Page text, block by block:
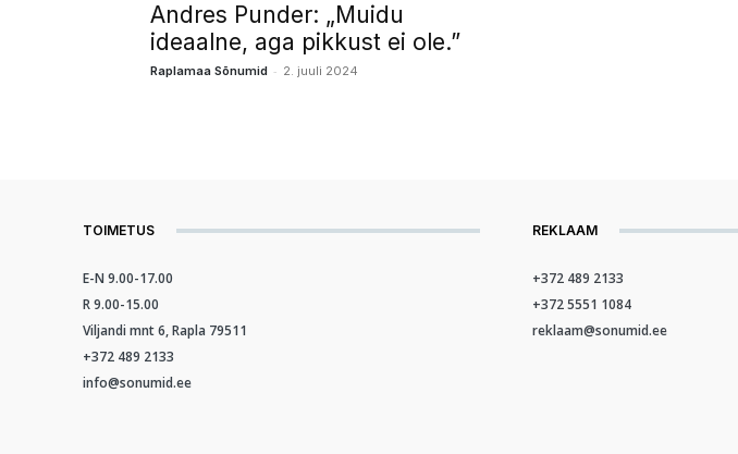
Andres Punder: „Muidu
ideaalne, aga pikkust ei ole.”
Raplamaa Sõnumid - 2. juuli 2024
TOIMETUS
E-N 9.00-17.00
R 9.00-15.00
Viljandi mnt 6, Rapla 79511
+372 489 2133
info@sonumid.ee
REKLAAM
+372 489 2133
+372 5551 1084
reklaam@sonumid.ee